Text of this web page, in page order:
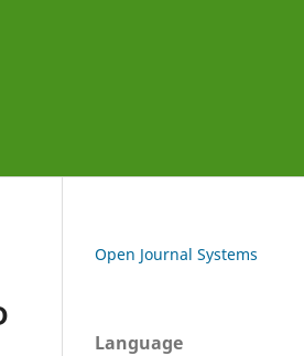
Open Journal Systems
Language